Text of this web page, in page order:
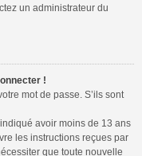
un administrateur du
!
mot de passe. S’ils sont
avoir moins de 13 ans
les instructions reçues par
que toute nouvelle